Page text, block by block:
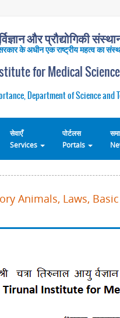
और प्रौद्योगिकी
सरकार के अधीन एक राष्ट्रीय महत्व का
for Medical
Department of Science and
सेवाएँ
Services
पोर्टलस
Portals
Animals, Laws,